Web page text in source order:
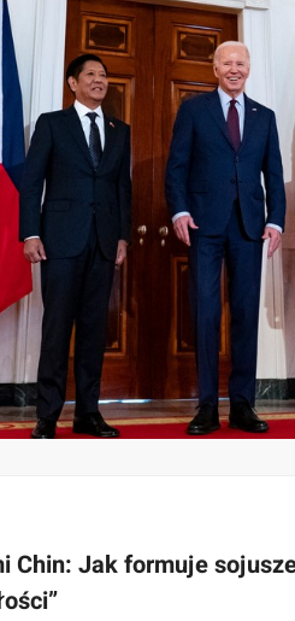
Chin: Jak formuje